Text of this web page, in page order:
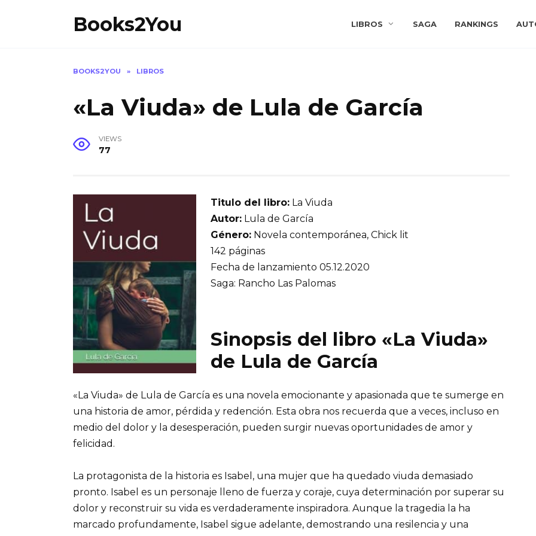
Books2You LIBROS SAGA RANKINGS
BOOKS2YOU » LIBROS
«La Viuda» de Lula de García
VIEWS
77
Titulo del libro: La Viuda
Autor: Lula de García
Género: Novela contemporánea, Chick lit
142 páginas
Fecha de lanzamiento 05.12.2020
Saga: Rancho Las Palomas
Sinopsis del libro «La Viuda»
de Lula de García
«La Viuda» de Lula de García es una novela emocionante y apasionada que te sumerge en
una historia de amor, pérdida y redención. Esta obra nos recuerda que a veces, incluso en
medio del dolor y la desesperación, pueden surgir nuevas oportunidades de amor y
felicidad.
La protagonista de la historia es Isabel, una mujer que ha quedado viuda demasiado
pronto. Isabel es un personaje lleno de fuerza y coraje, cuya determinación por superar su
dolor y reconstruir su vida es verdaderamente inspiradora. Aunque la tragedia la ha
marcado profundamente, Isabel sigue adelante, demostrando una resilencia y una